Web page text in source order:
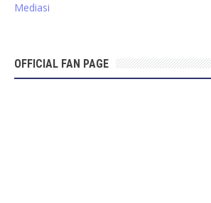
Mediasi
OFFICIAL FAN PAGE